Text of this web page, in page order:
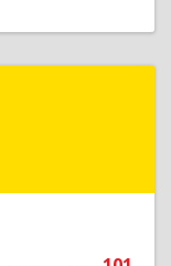
Луки г,